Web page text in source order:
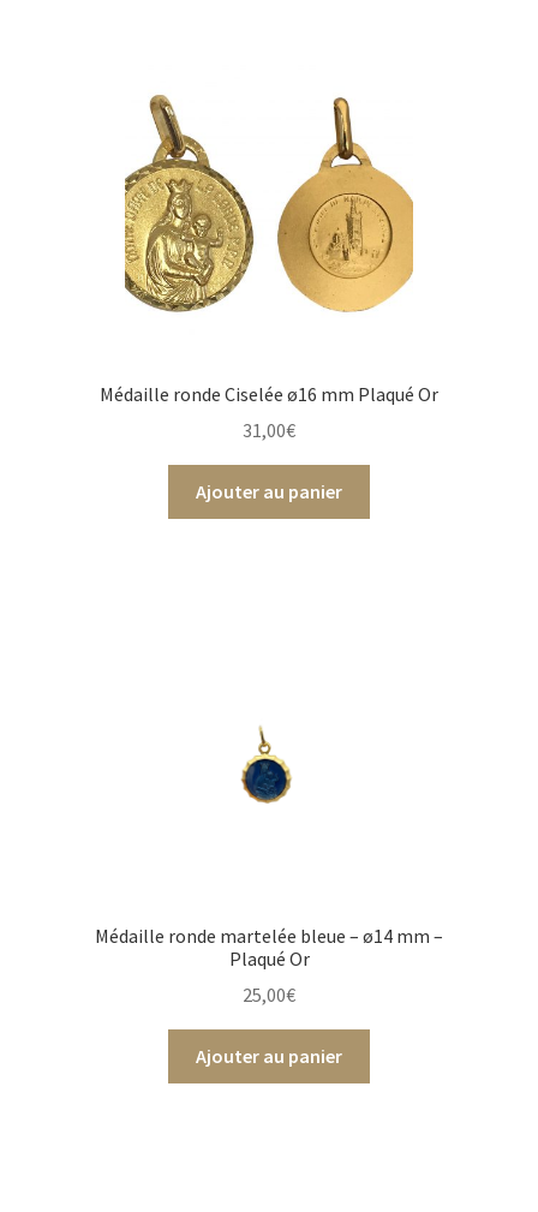
Médaille ronde Ciselée ø16 mm Plaqué Or
31,00€
Ajouter au panier
Médaille ronde martelée bleue – ø14 mm –
Plaqué Or
25,00€
Ajouter au panier